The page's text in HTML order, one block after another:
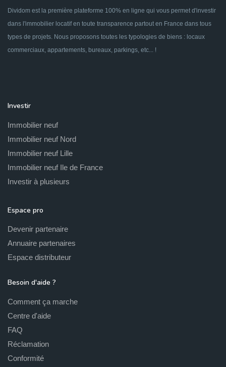
Dividom est la première plateforme 100% en ligne qui vous permet d'investir
dans l'immobilier locatif en toute transparence partout en France dans tous
types de projets. Nous proposons toutes les typologies de biens : locaux
commerciaux, appartements, bureaux, parkings, etc... !
Investir
Immobilier neuf
Immobilier neuf Nord
Immobilier neuf Lille
Immobilier neuf Ile de France
Investir à plusieurs
Espace pro
Devenir partenaire
Annuaire partenaires
Espace distributeur
Besoin d'aide ?
Comment ça marche
Centre d'aide
FAQ
Réclamation
Conformité